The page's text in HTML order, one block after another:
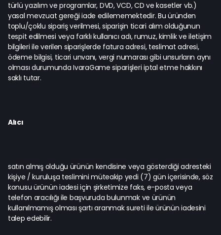
türlü yazılım ve programlar, DVD, VCD, CD ve kasetler vb.)
yasal mevzuat gereği iade edilememektedir. Bu üründen
toplu/çoklu sipariş verilmesi, siparişin ticari alım olduğunun
tespit edilmesi veya farklı kullanıcı adı, rumuz, kimlik ve iletişim
bilgileri ile verilen siparişlerde fatura adresi, teslimat adresi,
ödeme bilgisi, ticari unvanı, vergi numarası gibi unsurların aynı
olması durumunda IvaraGame siparişleri iptal etme hakkını
saklı tutar.
Alıcı
satın almış olduğu ürünün kendisine veya gösterdiği adresteki
kişiye / kuruluşa teslimini müteakip yedi (7) gün içerisinde, söz
konusu ürünün iadesi için şirketimize faks, e-posta veya
telefon aracılığı ile başvuruda bulunmak ve ürünün
kullanılmamış olması şartı aranmak sureti ile ürünün iadesini
talep edebilir.